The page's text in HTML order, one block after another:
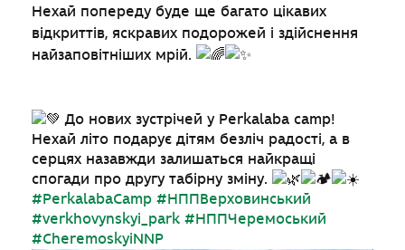
Нехай попереду буде ще багато цікавих
відкриттів, яскравих подорожей і здійснення
найзаповітніших мрій.
До нових зустрічей у Perkalaba camp!
Нехай літо подарує дітям безліч радості, а в
серцях назавжди залишаться найкращі
спогади про другу табірну зміну.
#PerkalabaCamp #НППВерховинський
#verkhovynskyi_park #НППЧеремоський
#CheremoskyiNNP